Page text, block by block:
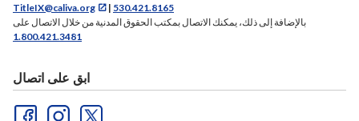
TitleIX@caliva.org
| 530.421.8165
بالإضافة إلى ذلك، يمكنك الاتصال بمكتب الحقوق المدنية من خلال الاتصال على
1.800.421.3481
ابق على اتصال